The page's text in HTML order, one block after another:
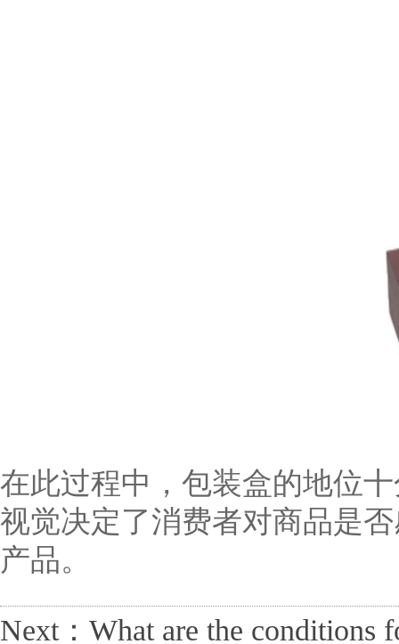
在此过程中，包装盒的地位
视觉决定了消费者对商品是
产品。
Next：What are the conditions